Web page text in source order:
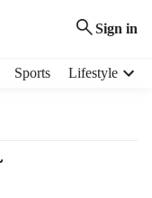
Sign in
Sports Lifestyle